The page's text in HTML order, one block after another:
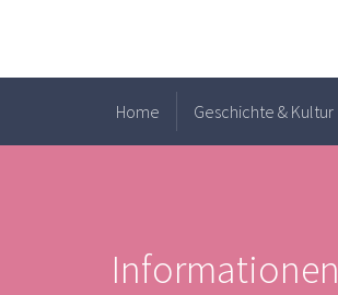
Home Geschichte & Kultur
Informationen